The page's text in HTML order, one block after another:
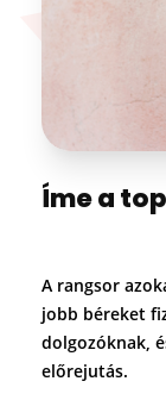
Íme a
A rangsor
jobb béreket
dolgozóknak,
előrejutás.